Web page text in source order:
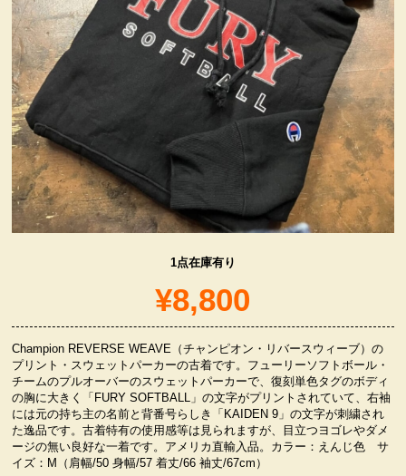
ファイヤーキング他
コカコーラ・グッズ
カンパニー・グッズ
キャラクター・グッズ
喫煙具
服飾小物雑貨
1点在庫有り
¥8,800
Champion REVERSE WEAVE（チャンピオン・リバースウィーブ）の
プリント・スウェットパーカーの古着です。フューリーソフトボール・
チームのプルオーバーのスウェットパーカーで、復刻単色タグのボディ
の胸に大きく「FURY SOFTBALL」の文字がプリントされていて、右袖
には元の持ち主の名前と背番号らしき「KAIDEN 9」の文字が刺繍され
た逸品です。古着特有の使用感等は見られますが、目立つヨゴレやダメ
ージの無い良好な一着です。アメリカ直輸入品。カラー：えんじ色 サ
イズ：M（肩幅/50 身幅/57 着丈/66 袖丈/67cm）